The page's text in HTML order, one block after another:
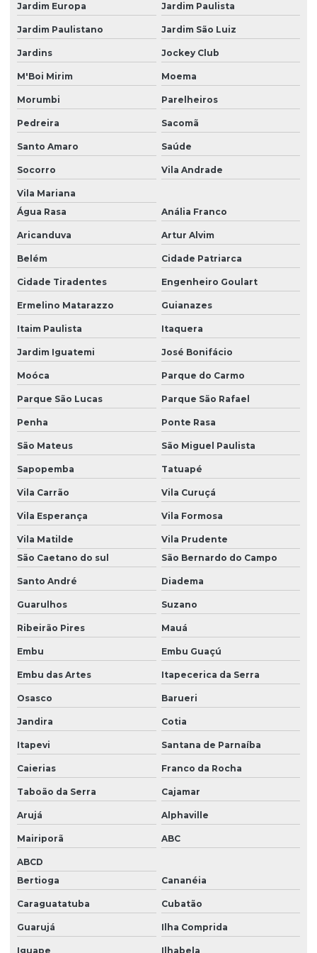
Dedetização de pernilongos
Dedetização de pombos
Dedetização de pragas
Dedetização de pragas urbanas
Dedetização contra pulgas
Dedetização de pulgas
Dedetização de pulgas e carrapatos
Dedetização contra ratos
Dedetização de ratos
Dedetização em são paulo
Dedetização serviços
Dedetização de traças
Dedetizadora de aranhas
Dedetizadora de insetos
Dedetizadora de percevejos
Dedetizadora de pombos
Dedetizadora de pulgas
Dedetizadora de traças
Descupinização apartamento
Descupinização de madeira
Descupinização de móveis
Descupinização de piano
Descupinização de portas
Descupinização de solo
Descupinização em sp
Descupinização de telhado
Descupinizadora são paulo
Desinsetização e dedetização
Desratização de casa
Desratização e desinsetização
Desratização industrial
Desratização para ratos
Desratização em são paulo
Jardim Europa Jardim Paulista
Jardim Paulistano Jardim São Luiz
Jardins Jockey Club
M'Boi Mirim Moema
Morumbi Parelheiros
Pedreira Sacomã
Santo Amaro Saúde
Socorro Vila Andrade
Vila Mariana
Água Rasa
Anália Franco
Aricanduva Artur Alvim
Belém Cidade Patriarca
Cidade Tiradentes Engenheiro Goulart
Ermelino Matarazzo Guianazes
Itaim Paulista Itaquera
Jardim Iguatemi José Bonifácio
Moóca Parque do Carmo
Parque São Lucas Parque São Rafael
Penha Ponte Rasa
São Mateus São Miguel Paulista
Sapopemba Tatuapé
Vila Carrão Vila Curuçá
Vila Esperança Vila Formosa
Vila Matilde
Vila Prudente
São Caetano do sul
São Bernardo do Campo
Santo André Diadema
Guarulhos Suzano
Ribeirão Pires Mauá
Embu Embu Guaçú
Embu das Artes Itapecerica da Serra
Osasco Barueri
Jandira Cotia
Itapevi Santana de Parnaíba
Caierias Franco da Rocha
Taboão da Serra Cajamar
Arujá Alphaville
Mairiporã ABC
ABCD
Bertioga
Cananéia
Caraguatatuba Cubatão
Guarujá Ilha Comprida
Iguape Ilhabela